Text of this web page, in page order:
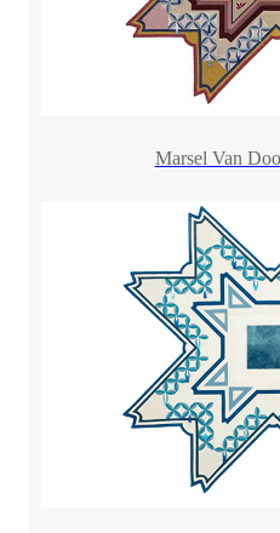
Marsel Van